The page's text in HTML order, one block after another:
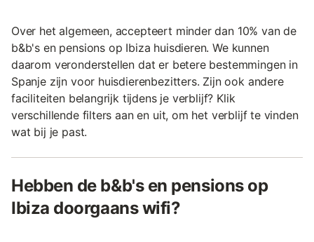
Over het algemeen, accepteert minder dan 10% van de
b&b's en pensions op Ibiza huisdieren. We kunnen
daarom veronderstellen dat er betere bestemmingen in
Spanje zijn voor huisdierenbezitters. Zijn ook andere
faciliteiten belangrijk tijdens je verblijf? Klik
verschillende filters aan en uit, om het verblijf te vinden
wat bij je past.
Hebben de b&b's en pensions op
Ibiza doorgaans wifi?